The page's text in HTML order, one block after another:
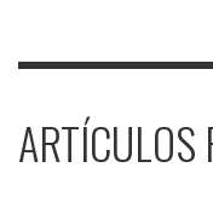
ARTÍCULOS